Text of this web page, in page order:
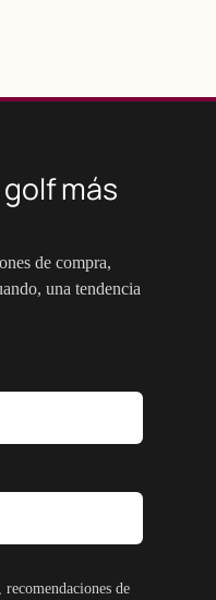
más
de compra,
una tendencia
de